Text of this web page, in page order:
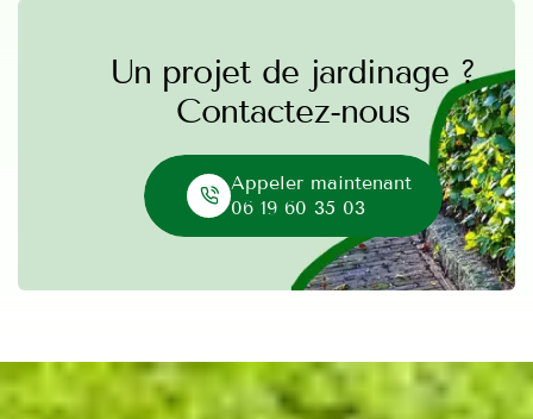
Un projet de jardinage ?
Contactez-nous
Appeler maintenant
06 19 60 35 03